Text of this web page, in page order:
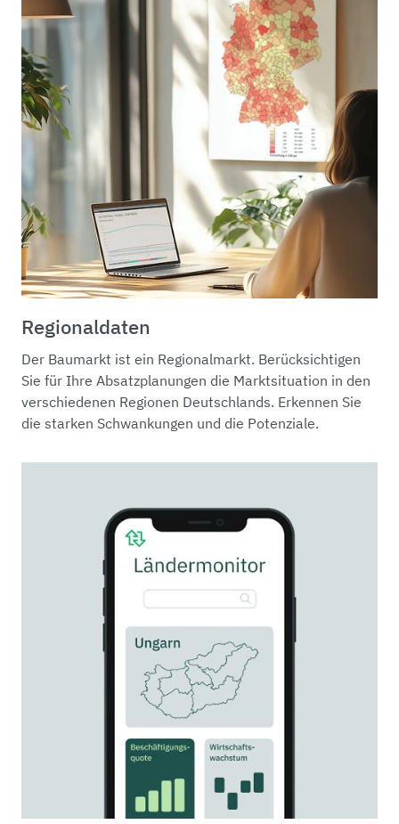
Regionaldaten
Der Baumarkt ist ein Regionalmarkt. Berücksichtigen
Sie für Ihre Absatzplanungen die Marktsituation in den
verschiedenen Regionen Deutschlands. Erkennen Sie
die starken Schwankungen und die Potenziale.